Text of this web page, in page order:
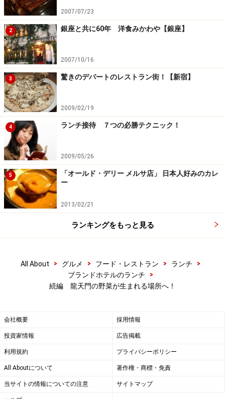
2007/07/23
2 銀座と共に60年 洋食みかわや【銀座】
2007/10/16
3 驚きのデパートのレストラン街！【新宿】
2009/02/19
4 ランチ接待 ７つの必勝テクニック！
2009/05/26
5
「オールド・デリー メルサ店」 日本人好みのカレ
ー
2013/02/21
ランキングをもっと見る
All About > グルメ > フード・レストラン > ランチ
>
ブランドホテルのランチ
>
続編 龍天門の野菜が生まれる場所へ！
会社概要 採用情報
投資家情報 広告掲載
利用規約 プライバシーポリシー
All Aboutについて 著作権・商標・免責
当サイトの情報についての注意 サイトマップ